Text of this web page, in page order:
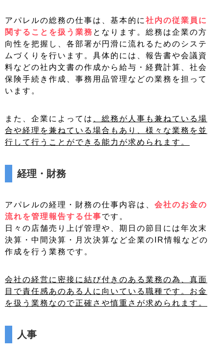
アパレルの総務の仕事は、基本的に 社内の従業員に
関することを扱う業務 となります。総務は企業の方
向性を把握し、各部署が円滑に流れるためのシステ
ムづくりを行います。具体的には、報告書や会議資
料などの社内文書の作成から給与・経費計算、社会
保険手続き作成、事務用品管理などの業務を担って
います。
また、企業によっては
、総務が人事も兼ねている場
合や経理を兼ねている場合もあり、様々な業務を並
行して行うことができる能力が求められます。
経理・財務
アパレルの経理・財務の仕事内容は、 会社のお金の
流れを管理報告する仕事です。
日々の店舗売り上げ管理や、期日の節目には年次末
決算・中間決算・月次決算など企業のIR情報などの
作成を行う業務です。
会社の経営に密接に結び付きのある業務の為、真面
目で責任感あのある人に向いている職種です。お金
を扱う業務なので正確さや慎重さが求められます。
人事